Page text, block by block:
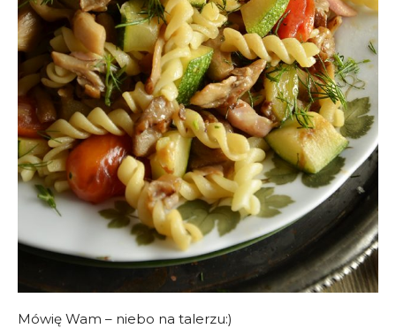
Mówię Wam – niebo na talerzu:)